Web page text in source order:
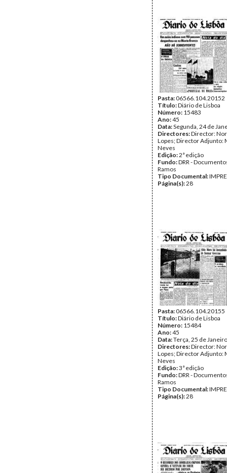
Pasta:06566.104.20152
Título:Diário de Lisboa
Número: 15483
Ano:45
Data:Segunda, 24 de
Directores:Director:
Lopes; Director Adjunto:
Neves
Edição:2ª edição
Fundo:DRR -
Ramos
Tipo Documental:
Página(s):28
Pasta:06566.104.20155
Título:Diário de Lisboa
Número: 15484
Ano:45
Data:Terça, 25 de
Directores:Director:
Lopes; Director Adjunto:
Neves
Edição:3ª edição
Fundo:DRR -
Ramos
Tipo Documental:
Página(s):28